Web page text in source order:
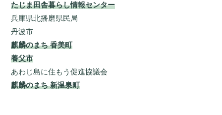
たじま田舎暮らし情報センター
兵庫県北播磨県民局
丹波市
麒麟のまち 香美町
養父市
あわじ島に住もう促進協議会
麒麟のまち 新温泉町